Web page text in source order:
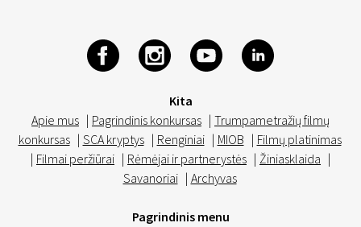
Kita
Apie mus | Pagrindinis konkursas | Trumpametražių filmų
konkursas | SCA kryptys | Renginiai | MIOB | Filmų platinimas
| Filmai peržiūrai | Rėmėjai ir partnerystės | Žiniasklaida |
Savanoriai | Archyvas
Pagrindinis menu